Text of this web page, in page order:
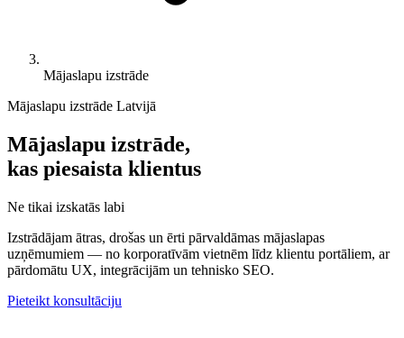
Mājaslapu izstrāde
Mājaslapu izstrāde Latvijā
Mājaslapu izstrāde,
kas piesaista klientus
Ne tikai izskatās labi
Izstrādājam ātras, drošas un ērti pārvaldāmas mājaslapas
uzņēmumiem — no korporatīvām vietnēm līdz klientu portāliem, ar
pārdomātu UX, integrācijām un tehnisko SEO.
Pieteikt konsultāciju